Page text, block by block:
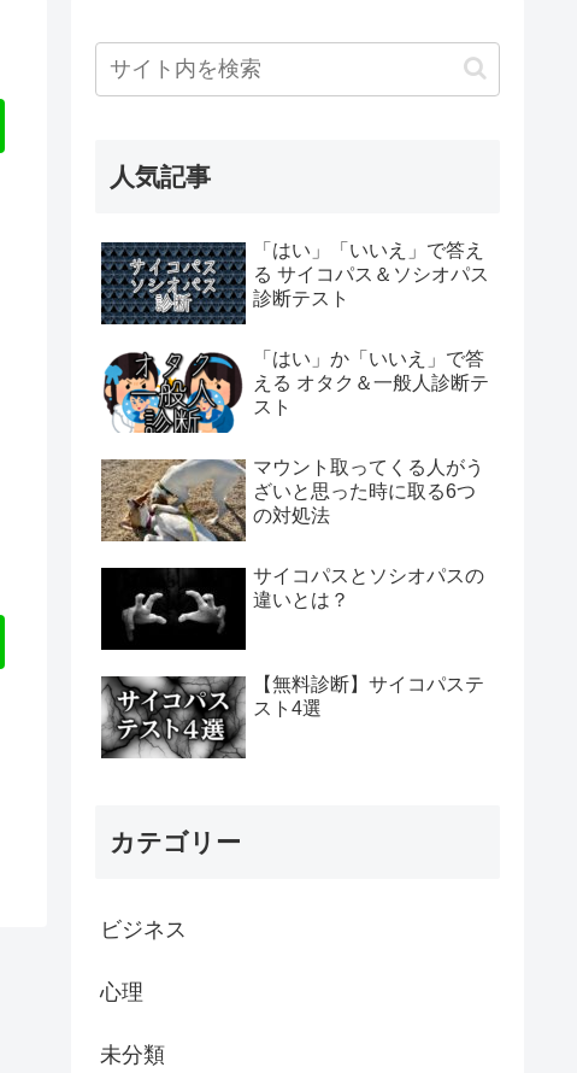
人気記事
「はい」「いいえ」で答え
る サイコパス＆ソシオパス
診断テスト
「はい」か「いいえ」で答
える オタク＆一般人診断テ
スト
マウント取ってくる人がう
ざいと思った時に取る6つ
の対処法
サイコパスとソシオパスの
違いとは？
【無料診断】サイコパステ
スト4選
カテゴリー
ビジネス
心理
未分類